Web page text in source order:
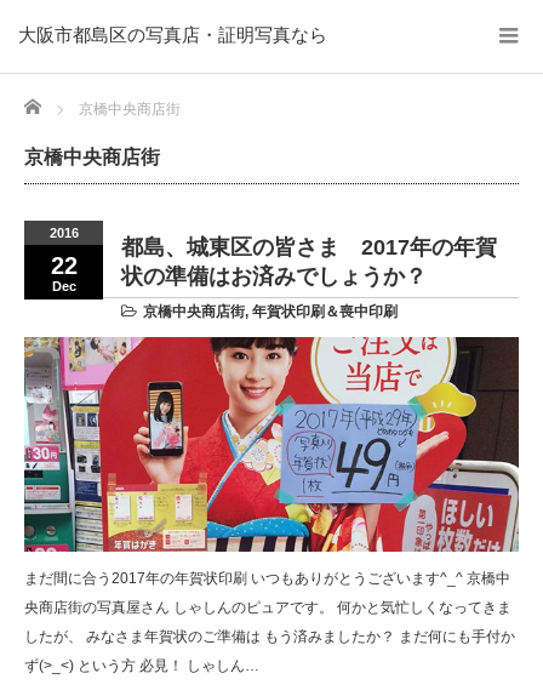
大阪市都島区の写真店・証明写真なら
Home 京橋中央商店街
京橋中央商店街
2016
22
Dec
都島、城東区の皆さま 2017年の年賀
状の準備はお済みでしょうか？
京橋中央商店街, 年賀状印刷＆喪中印刷
まだ間に合う2017年の年賀状印刷 いつもありがとうございます^_^ 京橋中
央商店街の写真屋さん しゃしんのピュアです。 何かと気忙しくなってきま
したが、 みなさま年賀状のご準備は もう済みましたか？ まだ何にも手付か
ず(>_<) という方 必見！ しゃしん…